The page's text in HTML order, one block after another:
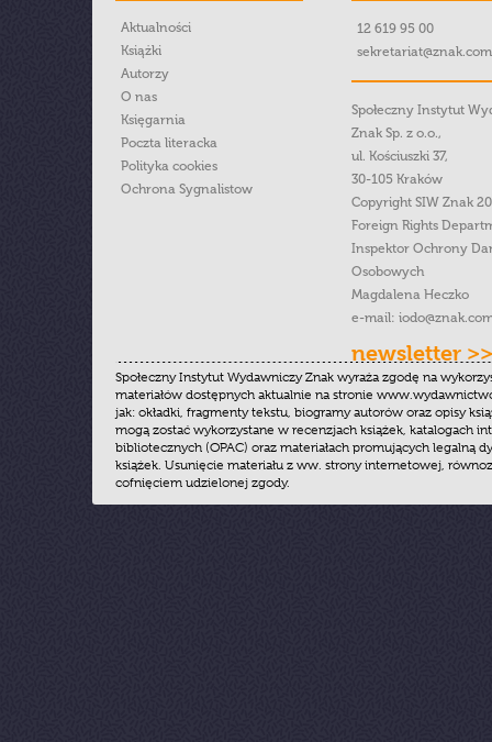
Aktualności
Książki
Autorzy
O nas
Księgarnia
Poczta literacka
Polityka cookies
Ochrona Sygnalistow
12 619 95 00
Społeczny Instytut
Znak Sp. z o.o.,
ul. Kościuszki 37,
30-105 Kraków
Copyright SIW Znak
Foreign Rights
Inspektor Ochrony
Osobowych
Magdalena Heczko
e-mail:
newsletter >>
Społeczny Instytut Wydawniczy Znak wyraża zgodę na
materiałów dostępnych aktualnie na stronie
jak: okładki, fragmenty tekstu, biogramy autorów oraz opisy
mogą zostać wykorzystane w recenzjach książek, katalogach
bibliotecznych (OPAC) oraz materiałach promujących legalną
książek. Usunięcie materiału z ww. strony internetowej,
cofnięciem udzielonej zgody.